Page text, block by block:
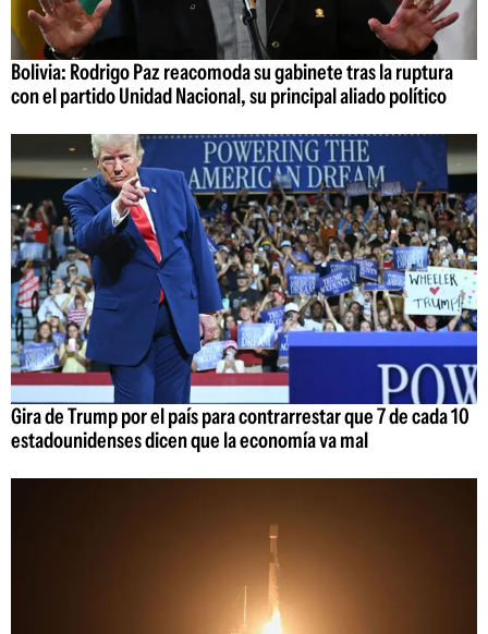
Bolivia: Rodrigo Paz reacomoda su gabinete tras la ruptura
con el partido Unidad Nacional, su principal aliado político
Gira de Trump por el país para contrarrestar que 7 de cada 10
estadounidenses dicen que la economía va mal